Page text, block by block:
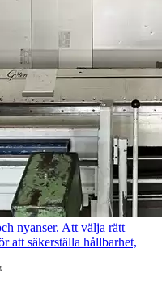
nyanser. Att välja rätt
att säkerställa hållbarhet,